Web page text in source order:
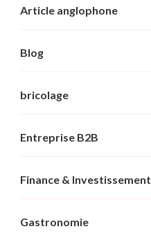
Article anglophone
Blog
bricolage
Entreprise B2B
Finance & Investissement
Gastronomie